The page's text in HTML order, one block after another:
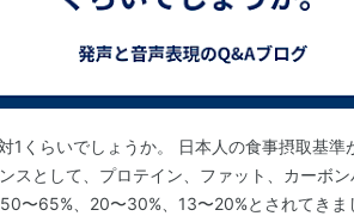
1くらいでしょうか。 日本人の食事摂取基準
スとして、プロテイン、ファット、カーボ
〜65%、20〜30%、13〜20%とされてきま